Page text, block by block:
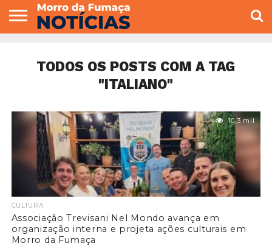
VEREADORES
TODOS OS POSTS COM A TAG
"ITALIANO"
10.3 mil
CULTURA
Associação Trevisani Nel Mondo avança em
organização interna e projeta ações culturais em
Morro da Fumaça